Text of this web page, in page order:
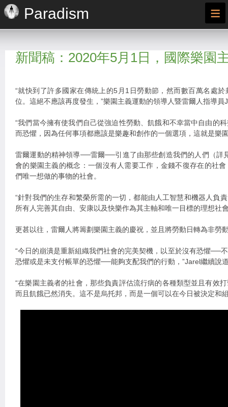
Paradism ≡
新聞稿：2020年5月1日，國際樂園
“就快到了許多國家在傳統上的5月1日勞動節，然而數百萬名處
位。這絕不應該再度發生，”樂園主義運動的領導人暨雷爾人指導員
“我們當今擁有使我們自己從強迫性勞動、飢餓和不幸當中自由的
而恐懼，因為任何事項都應該是樂趣和創作的一個選項，這就是樂
雷爾運動的精神領導──雷爾──引進了由那些創造我們的人們（詳
會的樂園主義的概念：一個沒有人需要工作，金錢不復存在的社
們唯一想做的事物的社會。
“針對我們的生存和繁榮所需的一切，都能由人工智慧和機器人負
所有人完善其自由、安康以及快樂作為其主軸和唯一目標的理想社
更甚以往，雷爾人將籌劃樂園主義的慶祝，並且將勞動日轉為非勞
“今日的崩潰是重新組織我們社會的完美契機，以至於沒有恐懼──
恐懼或是未支付帳單的恐懼──能夠支配我們的行動，”Jarel繼續說
“在樂園主義者的社會，那些負責評估流行病的各種類型並且有效
而且飢餓已然消失。這不是烏托邦，而是一個可以在今日被決定和